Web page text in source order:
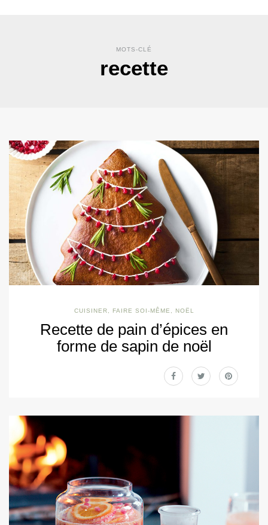
MOTS-CLÉ
recette
CUISINER, FAIRE SOI-MÊME , NOËL
Recette de pain d’épices en
forme de sapin de noël